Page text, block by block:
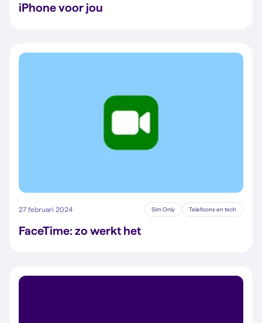
iPhone voor jou
27 februari 2024 Sim Only Telefoons en tech
FaceTime: zo werkt het